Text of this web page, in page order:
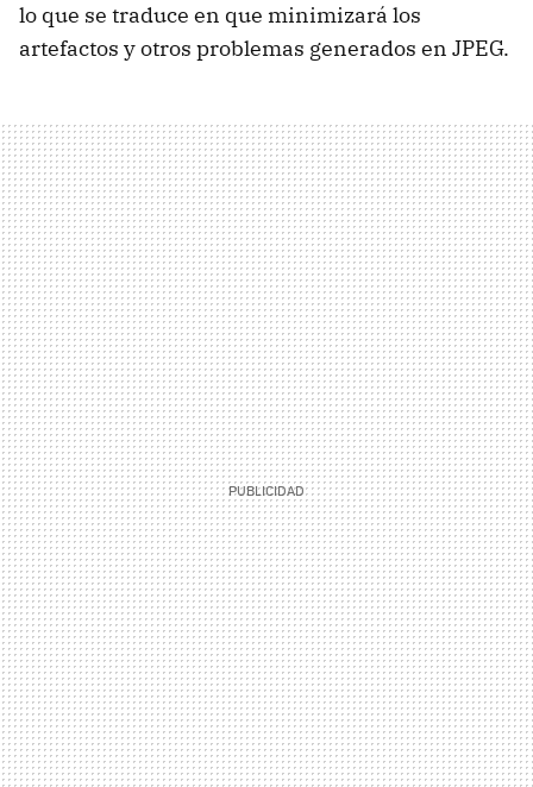
lo que se traduce en que minimizará los
artefactos y otros problemas generados en JPEG.